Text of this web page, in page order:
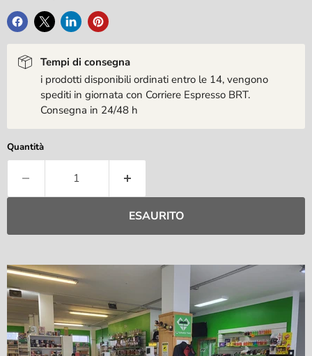
Tempi di consegna
i prodotti disponibili ordinati entro le 14, vengono
spediti in giornata con Corriere Espresso BRT.
Consegna in 24/48 h
Quantità
ESAURITO